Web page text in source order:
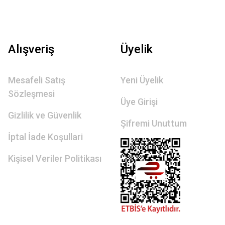
Alışveriş
Mesafeli Satış
Sözleşmesi
Gizlilik ve Güvenlik
İptal İade Koşullari
Kişisel Veriler Politikası
Üyelik
Yeni Üyelik
Üye Girişi
Şifremi Unuttum